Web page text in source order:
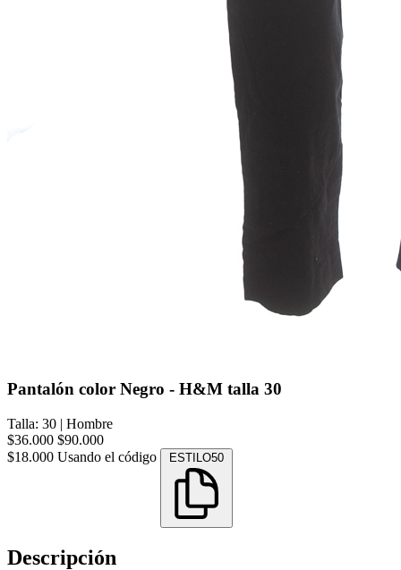
Pantalón color Negro - H&M talla 30
Talla: 30 | Hombre
$36.000 $90.000
$18.000 Usando el código ESTILO50
Descripción